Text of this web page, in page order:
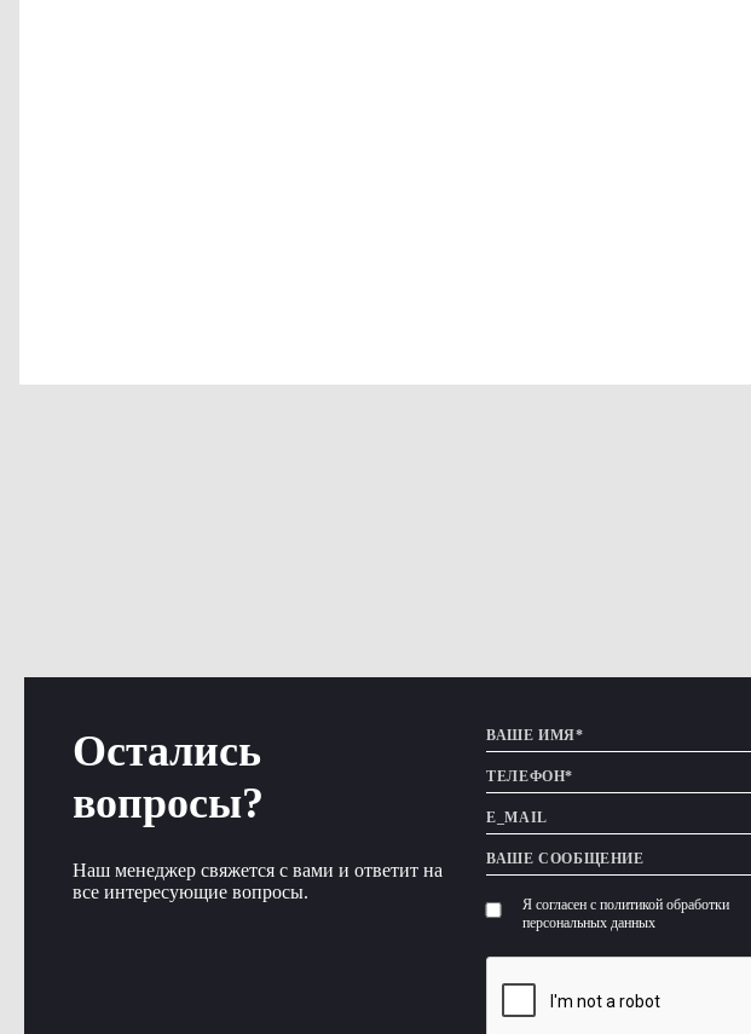
Остались
вопросы?
Наш менеджер свяжется с вами и ответит на
все интересующие вопросы.
Я согласен с политикой обработки
персональных данных